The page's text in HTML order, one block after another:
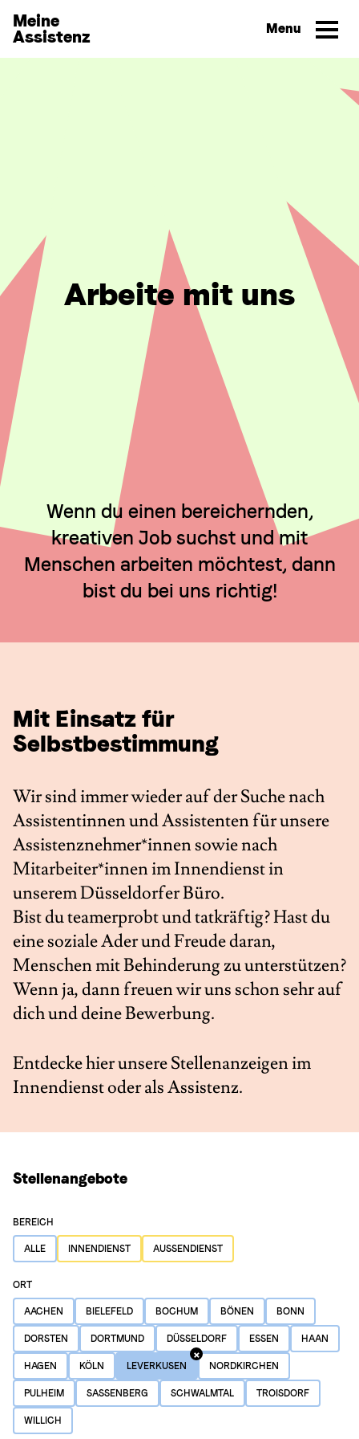
Direkt zum Inhalt wechseln
Meine
Assistenz
Arbeite mit uns
Wenn du einen bereichernden,
kreativen Job suchst und mit
Menschen arbeiten möchtest, dann
bist du bei uns richtig!
Mit Einsatz für
Selbstbestimmung
Wir sind immer wieder auf der Suche nach
Assistentinnen und Assistenten für unsere
Assistenznehmer*innen sowie nach
Mitarbeiter*innen im Innendienst in
unserem Düsseldorfer Büro.
Bist du teamerprobt und tatkräftig? Hast du
eine soziale Ader und Freude daran,
Menschen mit Behinderung zu unterstützen?
Wenn ja, dann freuen wir uns schon sehr auf
dich und deine Bewerbung.
Entdecke hier unsere Stellenanzeigen im
Innendienst oder als Assistenz.
Stellenangebote
BEREICH
ALLE INNENDIENST AUSSENDIENST
ORT
AACHEN BIELEFELD BOCHUM BÖNEN BONN
DORSTEN DORTMUND DÜSSELDORF ESSEN HAAN
HAGEN KÖLN LEVERKUSEN NORDKIRCHEN
PULHEIM SASSENBERG SCHWALMTAL TROISDORF
WILLICH